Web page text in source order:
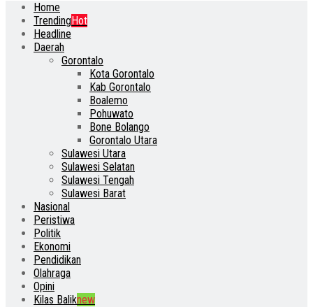
Home
TrendingHot
Headline
Daerah
Gorontalo
Kota Gorontalo
Kab Gorontalo
Boalemo
Pohuwato
Bone Bolango
Gorontalo Utara
Sulawesi Utara
Sulawesi Selatan
Sulawesi Tengah
Sulawesi Barat
Nasional
Peristiwa
Politik
Ekonomi
Pendidikan
Olahraga
Opini
Kilas Baliknew